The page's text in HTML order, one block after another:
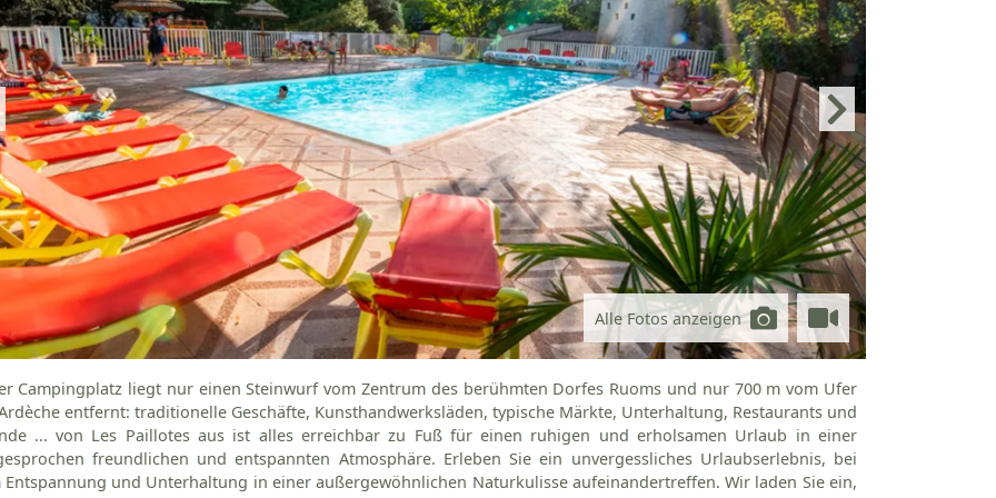
Alle Fotos anzeigen
Campingplatz liegt nur einen Steinwurf vom Zentrum des berühmten Dorfes Ruoms und nur 700 m vom Ufer
entfernt: traditionelle Geschäfte, Kunsthandwerksläden, typische Märkte, Unterhaltung, Restaurants und
... von Les Paillotes aus ist alles erreichbar zu Fuß für einen ruhigen und erholsamen Urlaub in einer
freundlichen und entspannten Atmosphäre. Erleben Sie ein unvergessliches Urlaubserlebnis, bei
Entspannung und Unterhaltung in einer außergewöhnlichen Naturkulisse aufeinandertreffen. Wir laden Sie ein,